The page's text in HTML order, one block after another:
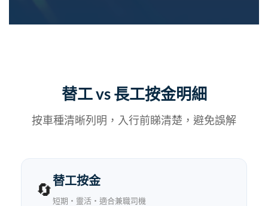
替工 vs 長工按金明細
按車種清晰列明，入行前睇清楚，避免誤解
🔄替工按金
短期・靈活・適合兼職司機